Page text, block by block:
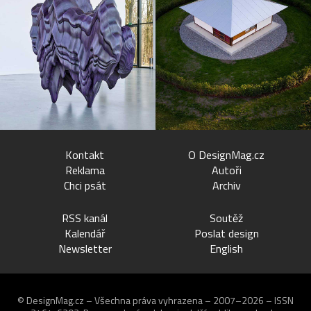
Kontakt
Reklama
Chci psát
O DesignMag.cz
Autoři
Archiv
RSS kanál
Kalendář
Newsletter
Soutěž
Poslat design
English
© DesignMag.cz – Všechna práva vyhrazena – 2007–2026 – ISSN